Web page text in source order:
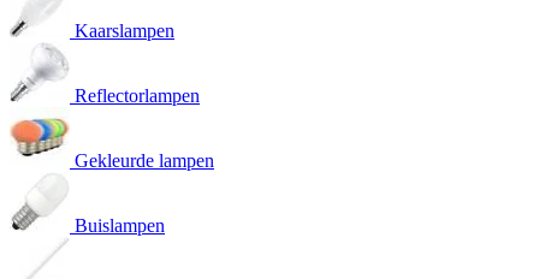
Kaarslampen
Reflectorlampen
Gekleurde lampen
Buislampen